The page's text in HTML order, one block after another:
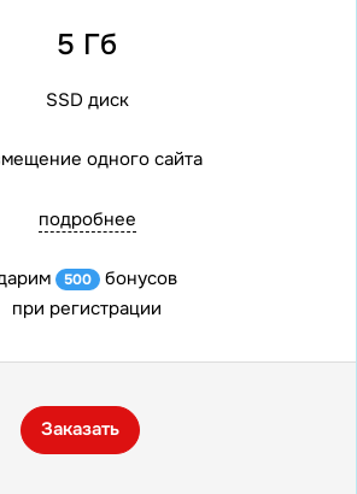
5 Гб
SSD диск
одного сайта
подробнее
500
бонусов
при регистрации
Заказать